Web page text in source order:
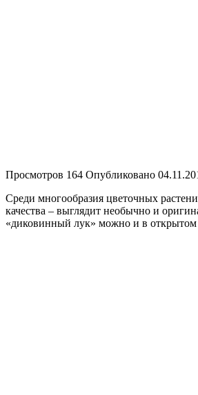
Просмотров 164 Опубликовано
Среди многообразия цветочных
качества – выглядит необычно и
«диковинный лук» можно и в открытом